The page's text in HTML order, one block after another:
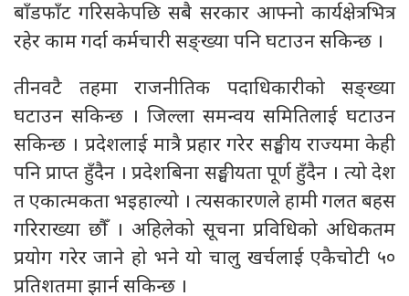
बाँडफाँट गरिसकेपछि सबै सरकार आफ्नो कार्यक्षेत्रभित्र
रहेर काम गर्दा कर्मचारी सङ्ख्या पनि घटाउन सकिन्छ ।
तीनवटै तहमा राजनीतिक पदाधिकारीको सङ्ख्या
घटाउन सकिन्छ । जिल्ला समन्वय समितिलाई घटाउन
सकिन्छ । प्रदेशलाई मात्रै प्रहार गरेर सङ्घीय राज्यमा केही
पनि प्राप्त हुँदैन । प्रदेशबिना सङ्घीयता पूर्ण हुँदैन । त्यो देश
त एकात्मकता भइहाल्यो । त्यसकारणले हामी गलत बहस
गरिराख्या छौँ । अहिलेको सूचना प्रविधिको अधिकतम
प्रयोग गरेर जाने हो भने यो चालु खर्चलाई एकैचोटी ५०
प्रतिशतमा झार्न सकिन्छ ।